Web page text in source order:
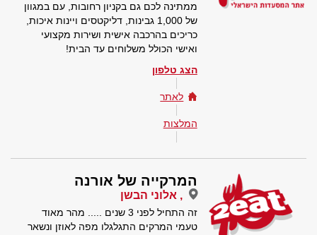
ממתינה לכם גם בקניון רחובות, עם במגוון
של 1,000 גבינות, דליקטסים ויינות איכות,
כריכים בהרכבה אישית ושירות מקצועי
ואישי הכולל משלוחים עד הבית!
הצג טלפון
לאתר
המלצות
המרקייה של אורנה
, אלוני הבשן
זה התחיל לפני 3 שנים ..... מהר מאוד
טעמי המרקים התגלגלו מפה לאוזן ונשאר